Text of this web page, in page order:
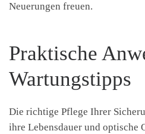
Neuerungen freuen.
Praktische
Wartungstipps
Die richtige Pflege Ihrer
ihre Lebensdauer und optische